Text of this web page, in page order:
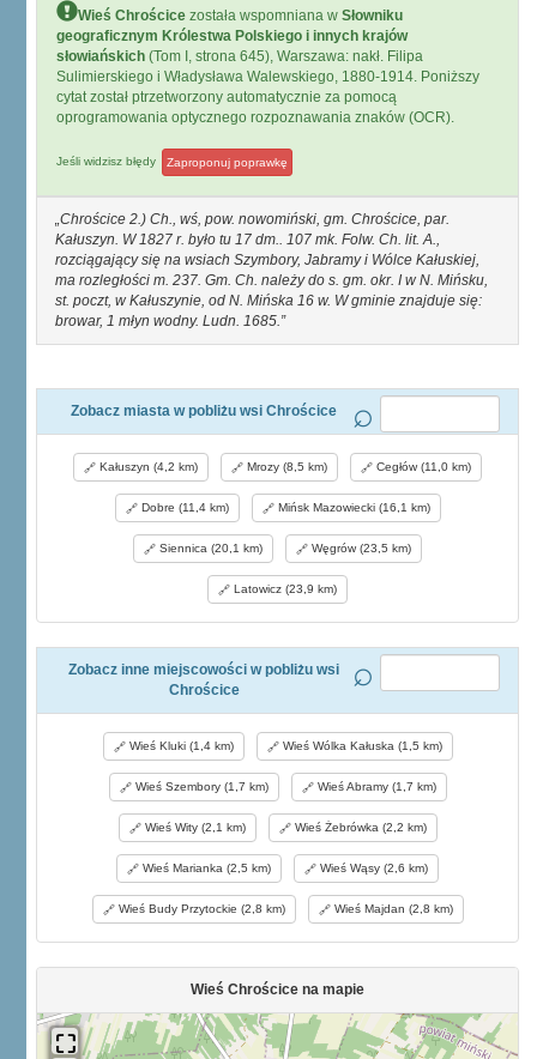
Wieś Chrościce została wspomniana w Słowniku
geograficznym Królestwa Polskiego i innych krajów
słowiańskich (Tom I, strona 645), Warszawa: nakł. Filipa
Sulimierskiego i Władysława Walewskiego, 1880-1914. Poniższy
cytat został ptrzetworzony automatycznie za pomocą
oprogramowania optycznego rozpoznawania znaków (OCR).
Jeśli widzisz błędy Zaproponuj poprawkę
Chrościce 2.) Ch., wś, pow. nowomiński, gm. Chrościce, par.
Kałuszyn. W 1827 r. było tu 17 dm.. 107 mk. Folw. Ch. lit. A.,
rozciągający się na wsiach Szymbory, Jabramy i Wólce Kałuskiej,
ma rozległości m. 237. Gm. Ch. należy do s. gm. okr. I w N. Mińsku,
st. poczt, w Kałuszynie, od N. Mińska 16 w. W gminie znajduje się:
browar, 1 młyn wodny. Ludn. 1685.
Zobacz miasta w pobliżu wsi Chrościce
Kałuszyn (4,2 km) Mrozy (8,5 km) Cegłów (11,0 km)
Dobre (11,4 km) Mińsk Mazowiecki (16,1 km)
Siennica (20,1 km) Węgrów (23,5 km)
Latowicz (23,9 km)
Zobacz inne miejscowości w pobliżu wsi
Chrościce
Wieś Kluki (1,4 km) Wieś Wólka Kałuska (1,5 km)
Wieś Szembory (1,7 km) Wieś Abramy (1,7 km)
Wieś Wity (2,1 km) Wieś Żebrówka (2,2 km)
Wieś Marianka (2,5 km) Wieś Wąsy (2,6 km)
Wieś Budy Przytockie (2,8 km) Wieś Majdan (2,8 km)
Wieś Chrościce na mapie